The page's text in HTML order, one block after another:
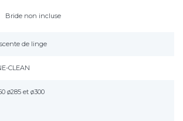
Bride non incluse
de linge
CLEAN
ø285 et ø300